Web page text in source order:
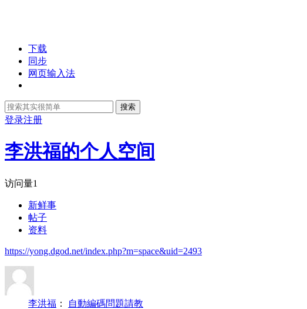
下载
同步
网页输入法
搜索
登录注册
李洪福的个人空间
访问量1
新鲜事
帖子
资料
https://yong.dgod.net/index.php?m=space&uid=2493
李洪福 ：
自動編碼問題請教